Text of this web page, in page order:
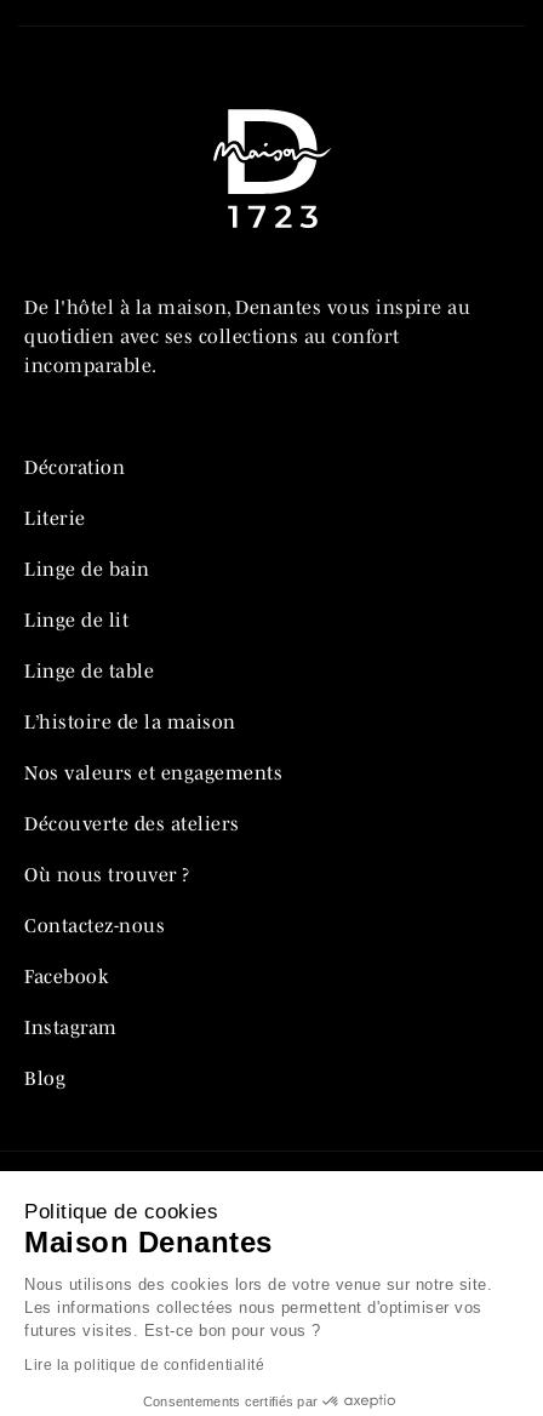
De l'hôtel à la maison, Denantes vous inspire au
quotidien avec ses collections au confort
incomparable.
Décoration
Literie
Linge de bain
Linge de lit
Linge de table
L’histoire de la maison
Nos valeurs et engagements
Découverte des ateliers
Où nous trouver ?
Contactez-nous
Facebook
Instagram
Blog
Mentions légales
Politique de confidentialité
Conditions générales de vente
Plan du site
Politique de cookies
Maison Denantes
Nous utilisons des cookies lors de votre venue sur notre site.
Les informations collectées nous permettent d'optimiser vos
futures visites. Est-ce bon pour vous ?
Lire la politique de confidentialité
Consentements certifiés par